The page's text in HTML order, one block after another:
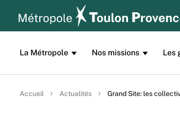
Aller au contenu principal
La Métropole Nos missions Les
Accueil Actualités Grand Site: les
Panneau de gestion des cookies